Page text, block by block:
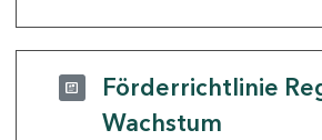
Förderrichtlinie
Wachstum